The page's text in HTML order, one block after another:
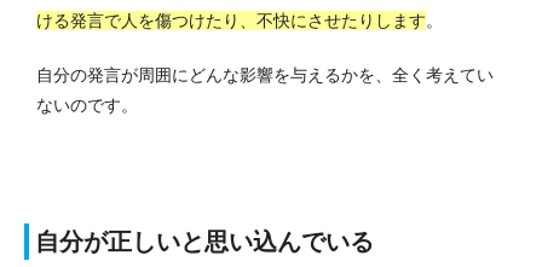
ける発言で人を傷つけたり、不快にさせたりします。
自分の発言が周囲にどんな影響を与えるかを、全く考えてい
ないのです。
自分が正しいと思い込んでいる